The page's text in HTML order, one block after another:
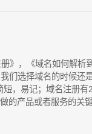
》，《域名如何解析
们选择域名的时候还
，易记；域名注册有
产品或者服务的关